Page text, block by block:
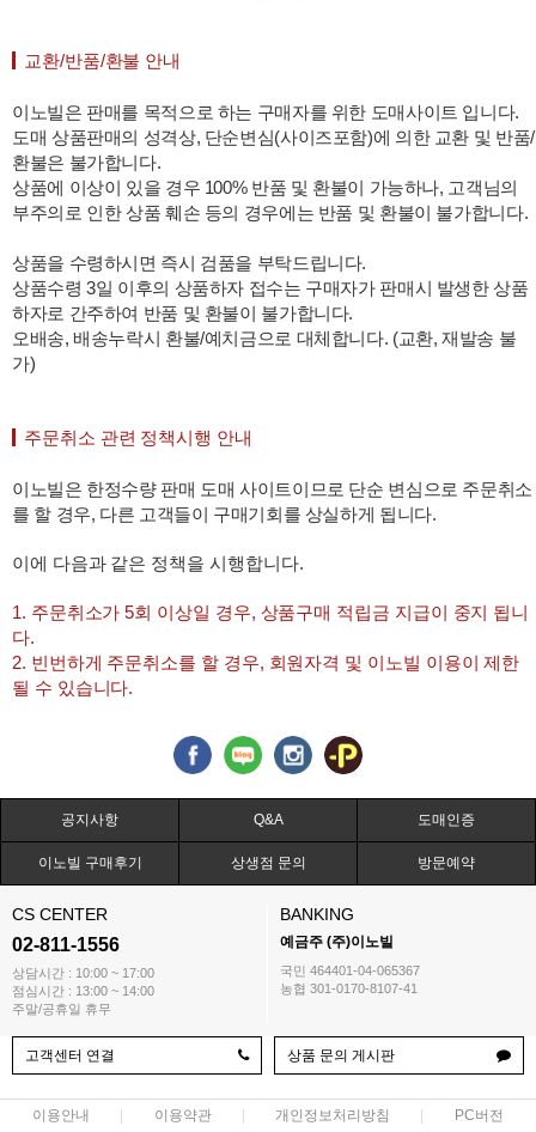
교환/반품/환불 안내
이노빌은 판매를 목적으로 하는 구매자를 위한 도매사이트 입니다.
도매 상품판매의 성격상, 단순변심(사이즈포함)에 의한 교환 및 반품/
환불은 불가합니다.
상품에 이상이 있을 경우 100% 반품 및 환불이 가능하나, 고객님의
부주의로 인한 상품 훼손 등의 경우에는 반품 및 환불이 불가합니다.
상품을 수령하시면 즉시 검품을 부탁드립니다.
상품수령 3일 이후의 상품하자 접수는 구매자가 판매시 발생한 상품
하자로 간주하여 반품 및 환불이 불가합니다.
오배송, 배송누락시 환불/예치금으로 대체합니다. (교환, 재발송 불
가)
주문취소 관련 정책시행 안내
이노빌은 한정수량 판매 도매 사이트이므로 단순 변심으로 주문취소
를 할 경우, 다른 고객들이 구매기회를 상실하게 됩니다.
이에 다음과 같은 정책을 시행합니다.
1. 주문취소가 5회 이상일 경우, 상품구매 적립금 지급이 중지 됩니
다.
2. 빈번하게 주문취소를 할 경우, 회원자격 및 이노빌 이용이 제한
될 수 있습니다.
공지사항 Q&A 도매인증
이노빌 구매후기 상생점 문의 방문예약
CS CENTER
02-811-1556
상담시간 : 10:00 ~ 17:00
점심시간 : 13:00 ~ 14:00
주말/공휴일 휴무
BANKING
예금주 (주)이노빌
국민 464401-04-065367
농협 301-0170-8107-41
고객센터 연결 상품 문의 게시판
이용안내 이용약관 개인정보처리방침 PC버전